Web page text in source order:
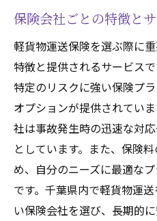
保険会社ごとの特徴と
軽貨物運送保険を選ぶ際に
特徴と提供されるサービス
特定のリスクに強い保険プ
オプションが提供されてい
社は事故発生時の迅速な対
としています。また、保険
め、自分のニーズに最適な
です。千葉県内で軽貨物運
い保険会社を選び、長期的